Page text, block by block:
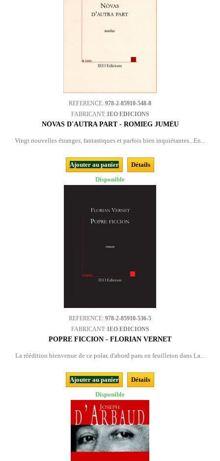
REFERENCE: 978-2-85910-548-8
FABRICANT: IEO EDICIONS
NÒVAS D'AUTRA PART - ROMIEG JUMÈU
Vingt nouvelles étranges, fantastiques et parfois bien inquiétantes...En...
Ajouter au panier
Détails
Disponible
REFERENCE: 978-2-85910-536-5
FABRICANT: IEO EDICIONS
POPRE FICCION - FLORIAN VERNET
La réédition bienvenue de ce polar, d'abord paru en feuilleton dans La...
Ajouter au panier
Détails
Disponible